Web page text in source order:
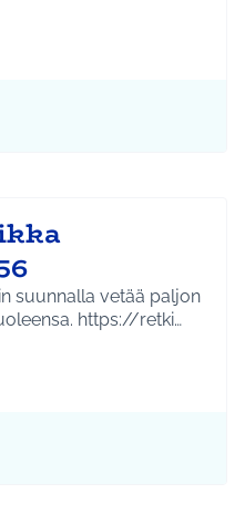
Hyrylä
mukaan: Infra ja liikenne
suunnalla vetää paljon
innokkaita luontoihmisiä puoleensa. https://retki…
Koko Tuusula
teeman mukaan: Ympäristö